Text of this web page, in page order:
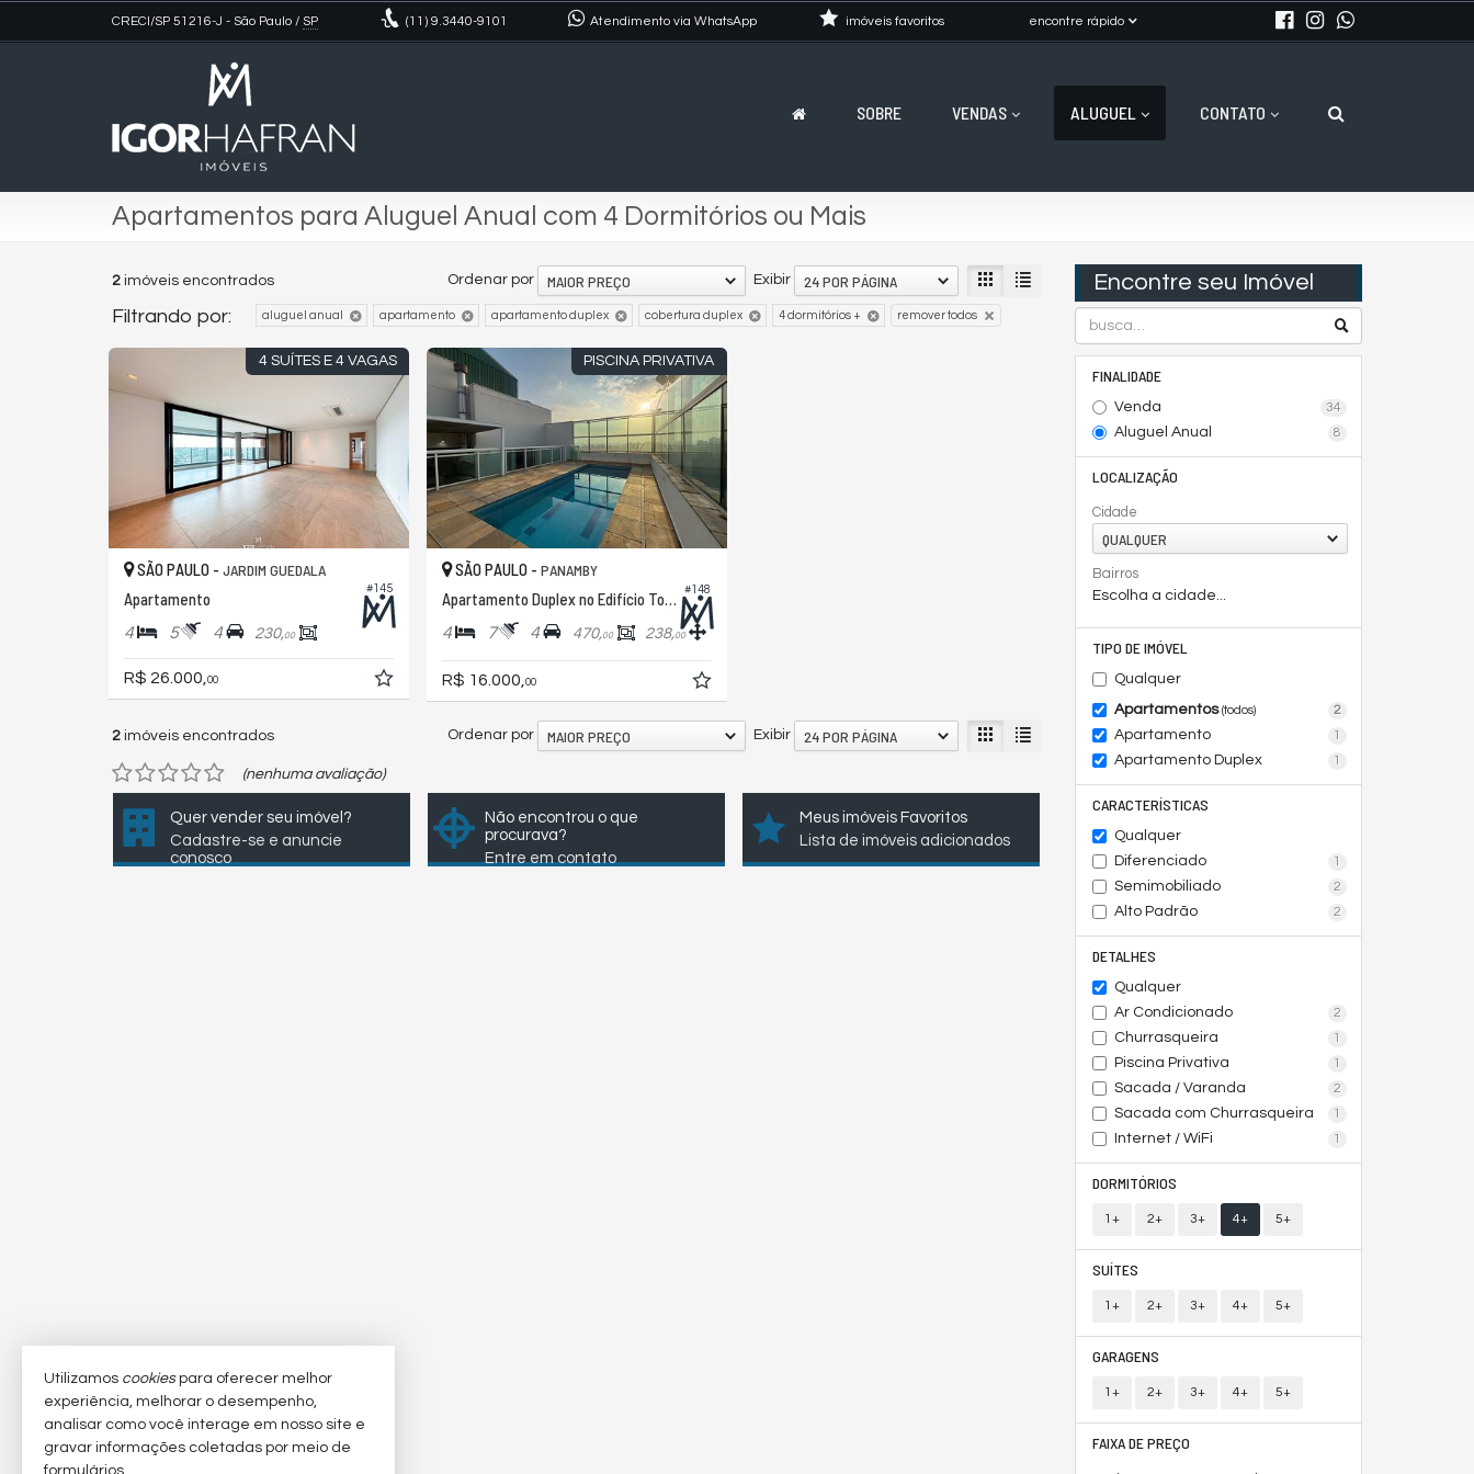
CRECI/SP 51216-J - São Paulo / SP (11) 9.3440-9101 Atendimento via WhatsApp encontre rápido
imóveis favoritos
SOBRE VENDAS ALUGUEL CONTATO
Apartamentos para Aluguel Anual com 4 Dormitórios ou Mais
Encontre seu Imóvel
FINALIDADE
Venda 34
Aluguel Anual 8
LOCALIZAÇÃO
Cidade
QUALQUER
Bairros
Escolha a cidade...
TIPO DE IMÓVEL
Qualquer
Apartamentos(todos) 2
Apartamento 1
Apartamento Duplex 1
CARACTERÍSTICAS
Qualquer
Diferenciado
1
Semimobiliado 2
Alto Padrão 2
DETALHES
Qualquer
Ar Condicionado
2
Churrasqueira 1
Piscina Privativa 1
Sacada / Varanda 2
Sacada com Churrasqueira 1
Internet / WiFi 1
DORMITÓRIOS
1+ 2+ 3+ 4+ 5+
SUÍTES
1+ 2+ 3+ 4+ 5+
GARAGENS
1+ 2+ 3+ 4+ 5+
FAIXA DE PREÇO
2 imóveis encontrados Exibir 24 POR PÁGINA
Ordenar por MAIOR PREÇO
Filtrando por: aluguel anual apartamento apartamento duplex cobertura duplex 4 dormitórios + remover todos
4 SUÍTES E 4 VAGAS
#145
SÃO PAULO - JARDIM GUEDALA
Apartamento
4 5 4 230,00
R$ 26.000, 00
PISCINA PRIVATIVA
#148
SÃO PAULO - PANAMBY
Apartamento Duplex no Edifício Torre Vert
4 7 4 470,00 238,00
R$ 16.000, 00
2 imóveis encontrados Exibir 24 POR PÁGINA
Ordenar por MAIOR PREÇO
(nenhuma avaliação)
Quer vender seu imóvel?
Cadastre-se e anuncie
conosco
Não encontrou o que
procurava?
Entre em contato
Meus imóveis Favoritos
Lista de imóveis adicionados
Utilizamos cookiespara oferecer melhor
experiência, melhorar o desempenho,
analisar como você interage em nosso site e
gravar informações coletadas por meio de
formulários.